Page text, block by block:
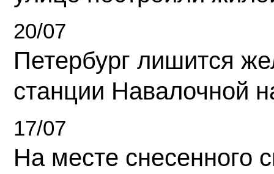
20/07
Петербург лишится
станции Навалочной
17/07
На месте снесенного